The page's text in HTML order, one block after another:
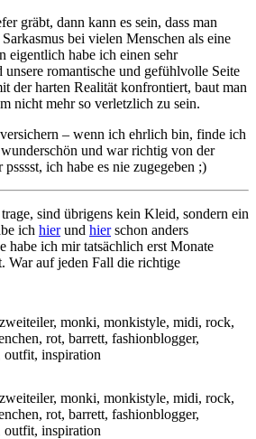
gräbt, dann kann es sein, dass man
bei vielen Menschen als eine
eigentlich habe ich einen sehr
romantische und gefühlvolle Seite
der harten Realität konfrontiert, baut man
nicht mehr so verletzlich zu sein.
– wenn ich ehrlich bin, finde ich
und war richtig von der
ich habe es nie zugegeben ;)
sind übrigens kein Kleid, sondern ein
ich hierund hierschon anders
habe ich mir tatsächlich erst Monate
War auf jeden Fall die richtige